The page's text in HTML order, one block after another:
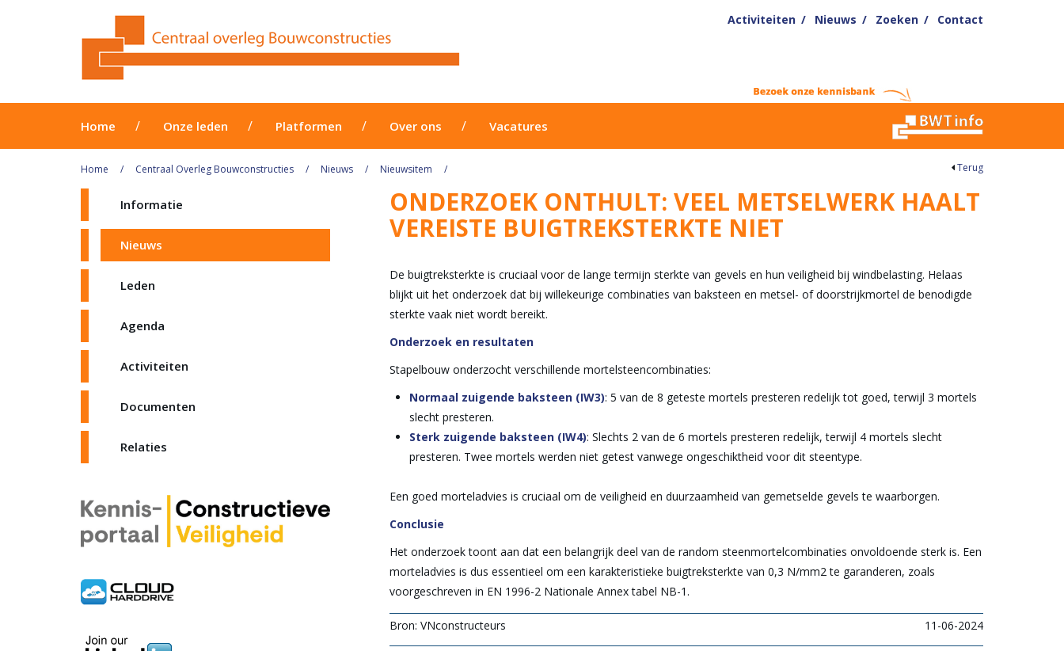
Activiteiten Nieuws Zoeken Contact
Home Onze leden Platformen Over ons Vacatures
Home Centraal Overleg Bouwconstructies Nieuws Nieuwsitem Terug
Informatie
Nieuws
Leden
Agenda
Activiteiten
Documenten
Relaties
ONDERZOEK ONTHULT: VEEL METSELWERK HAALT
VEREISTE BUIGTREKSTERKTE NIET
De buigtreksterkte is cruciaal voor de lange termijn sterkte van gevels en hun veiligheid bij windbelasting. Helaas
blijkt uit het onderzoek dat bij willekeurige combinaties van baksteen en metsel- of doorstrijkmortel de benodigde
sterkte vaak niet wordt bereikt.
Onderzoek en resultaten
Stapelbouw onderzocht verschillende mortelsteencombinaties:
Normaal zuigende baksteen (IW3): 5 van de 8 geteste mortels presteren redelijk tot goed, terwijl 3 mortels
slecht presteren.
Sterk zuigende baksteen (IW4): Slechts 2 van de 6 mortels presteren redelijk, terwijl 4 mortels slecht
presteren. Twee mortels werden niet getest vanwege ongeschiktheid voor dit steentype.
Een goed morteladvies is cruciaal om de veiligheid en duurzaamheid van gemetselde gevels te waarborgen.
Conclusie
Het onderzoek toont aan dat een belangrijk deel van de random steenmortelcombinaties onvoldoende sterk is. Een
morteladvies is dus essentieel om een karakteristieke buigtreksterkte van 0,3 N/mm2 te garanderen, zoals
voorgeschreven in EN 1996-2 Nationale Annex tabel NB-1.
Bron: VNconstructeurs 11-06-2024